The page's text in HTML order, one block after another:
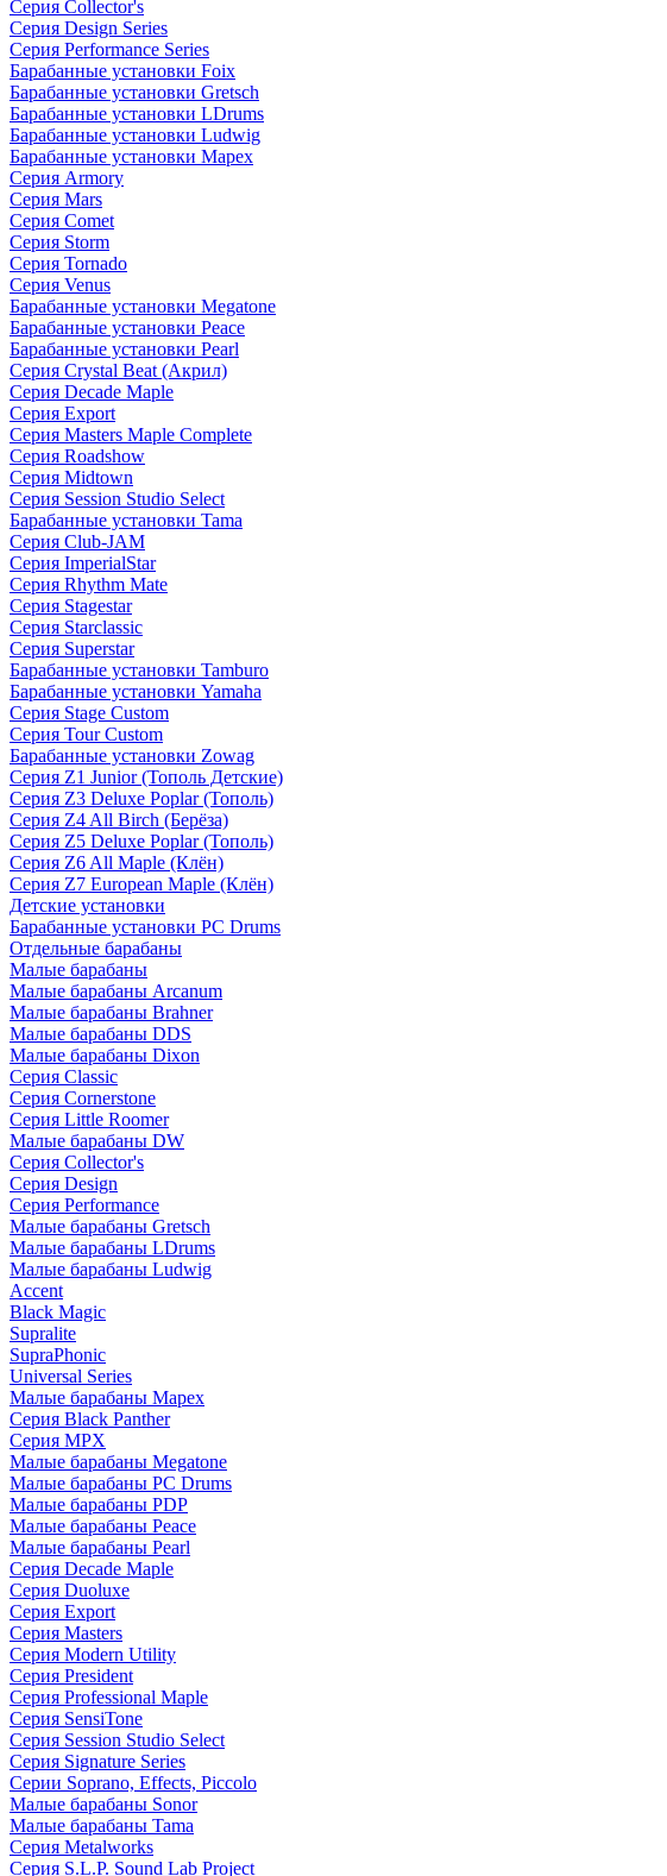
Серия Collector's
Серия Design Series
Серия Performance Series
Барабанные установки Foix
Барабанные установки Gretsch
Барабанные установки LDrums
Барабанные установки Ludwig
Барабанные установки Mapex
Серия Armory
Серия Mars
Серия Comet
Серия Storm
Серия Tornado
Серия Venus
Барабанные установки Megatone
Барабанные установки Peace
Барабанные установки Pearl
Серия Crystal Beat (Акрил)
Серия Decade Maple
Серия Export
Серия Masters Maple Complete
Серия Roadshow
Серия Midtown
Серия Session Studio Select
Барабанные установки Tama
Серия Club-JAM
Серия ImperialStar
Серия Rhythm Mate
Серия Stagestar
Серия Starclassic
Серия Superstar
Барабанные установки Tamburo
Барабанные установки Yamaha
Серия Stage Custom
Серия Tour Custom
Барабанные установки Zowag
Серия Z1 Junior (Тополь Детские)
Серия Z3 Deluxe Poplar (Тополь)
Серия Z4 All Birch (Берёза)
Серия Z5 Deluxe Poplar (Тополь)
Серия Z6 All Maple (Клён)
Серия Z7 European Maple (Клён)
Детские установки
Барабанные установки PC Drums
Отдельные барабаны
Малые барабаны
Малые барабаны Arcanum
Малые барабаны Brahner
Малые барабаны DDS
Малые барабаны Dixon
Серия Classic
Серия Cornerstone
Серия Little Roomer
Малые барабаны DW
Серия Collector's
Серия Design
Серия Performance
Малые барабаны Gretsch
Малые барабаны LDrums
Малые барабаны Ludwig
Accent
Black Magic
Supralite
SupraPhonic
Universal Series
Малые барабаны Mapex
Серия Black Panther
Серия MPX
Малые барабаны Megatone
Малые барабаны PC Drums
Малые барабаны PDP
Малые барабаны Peace
Малые барабаны Pearl
Серия Decade Maple
Серия Duoluxe
Серия Export
Серия Masters
Серия Modern Utility
Серия President
Серия Professional Maple
Серия SensiTone
Серия Session Studio Select
Серия Signature Series
Серии Soprano, Effects, Piccolo
Малые барабаны Sonor
Малые барабаны Tama
Серия Metalworks
Серия S.L.P. Sound Lab Project